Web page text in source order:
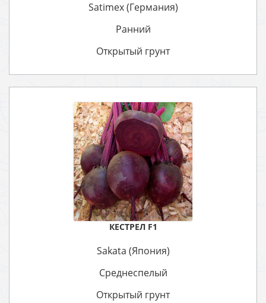
Satimex (Германия)
Ранний
Открытый грунт
КЕСТРЕЛ F1
Sakata (Япония)
Среднеспелый
Открытый грунт